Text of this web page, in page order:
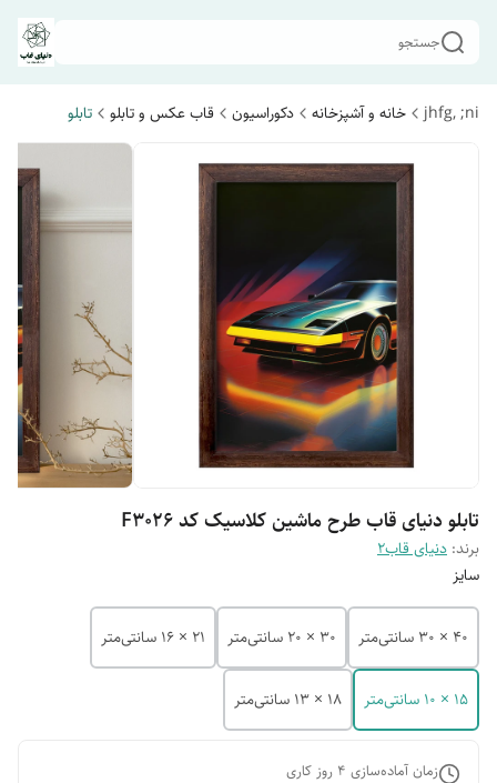
جستجو
jhfg, ;ni خانه و آشپزخانه دکوراسیون قاب عکس و تابلو تابلو
تابلو دنیای قاب طرح ماشین کلاسیک کد F3026
برند: دنیای قاب2
سایز
40 × 30 سانتی‌متر 30 × 20 سانتی‌متر 21 × 16 سانتی‌متر
15 × 10 سانتی‌متر 18 × 13 سانتی‌متر
زمان آماده‌سازی 4 روز کاری